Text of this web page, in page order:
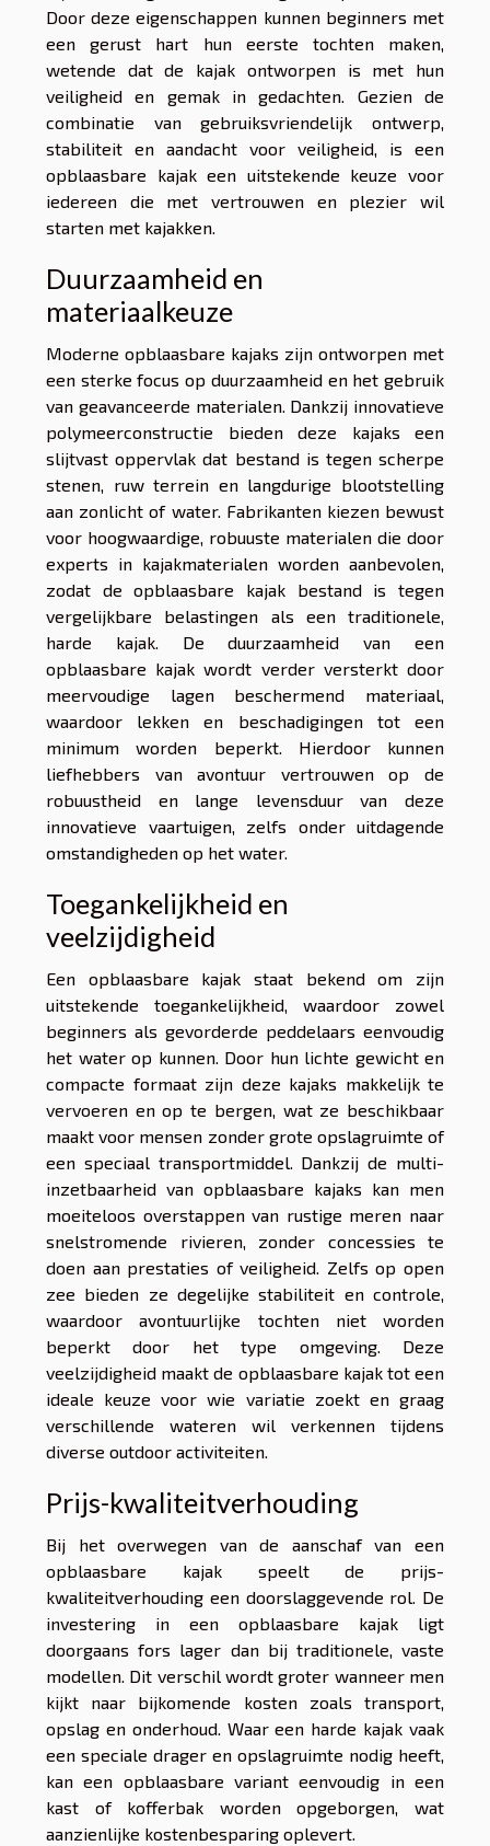
Door deze eigenschappen kunnen beginners met
een gerust hart hun eerste tochten maken,
wetende dat de kajak ontworpen is met hun
veiligheid en gemak in gedachten. Gezien de
combinatie van gebruiksvriendelijk ontwerp,
stabiliteit en aandacht voor veiligheid, is een
opblaasbare kajak een uitstekende keuze voor
iedereen die met vertrouwen en plezier wil
starten met kajakken.
Duurzaamheid en
materiaalkeuze
Moderne opblaasbare kajaks zijn ontworpen met
een sterke focus op duurzaamheid en het gebruik
van geavanceerde materialen. Dankzij innovatieve
polymeerconstructie bieden deze kajaks een
slijtvast oppervlak dat bestand is tegen scherpe
stenen, ruw terrein en langdurige blootstelling
aan zonlicht of water. Fabrikanten kiezen bewust
voor hoogwaardige, robuuste materialen die door
experts in kajakmaterialen worden aanbevolen,
zodat de opblaasbare kajak bestand is tegen
vergelijkbare belastingen als een traditionele,
harde kajak. De duurzaamheid van een
opblaasbare kajak wordt verder versterkt door
meervoudige lagen beschermend materiaal,
waardoor lekken en beschadigingen tot een
minimum worden beperkt. Hierdoor kunnen
liefhebbers van avontuur vertrouwen op de
robuustheid en lange levensduur van deze
innovatieve vaartuigen, zelfs onder uitdagende
omstandigheden op het water.
Toegankelijkheid en
veelzijdigheid
Een opblaasbare kajak staat bekend om zijn
uitstekende toegankelijkheid, waardoor zowel
beginners als gevorderde peddelaars eenvoudig
het water op kunnen. Door hun lichte gewicht en
compacte formaat zijn deze kajaks makkelijk te
vervoeren en op te bergen, wat ze beschikbaar
maakt voor mensen zonder grote opslagruimte of
een speciaal transportmiddel. Dankzij de multi-
inzetbaarheid van opblaasbare kajaks kan men
moeiteloos overstappen van rustige meren naar
snelstromende rivieren, zonder concessies te
doen aan prestaties of veiligheid. Zelfs op open
zee bieden ze degelijke stabiliteit en controle,
waardoor avontuurlijke tochten niet worden
beperkt door het type omgeving. Deze
veelzijdigheid maakt de opblaasbare kajak tot een
ideale keuze voor wie variatie zoekt en graag
verschillende wateren wil verkennen tijdens
diverse outdoor activiteiten.
Prijs-kwaliteitverhouding
Bij het overwegen van de aanschaf van een
opblaasbare kajak speelt de prijs-
kwaliteitverhouding een doorslaggevende rol. De
investering in een opblaasbare kajak ligt
doorgaans fors lager dan bij traditionele, vaste
modellen. Dit verschil wordt groter wanneer men
kijkt naar bijkomende kosten zoals transport,
opslag en onderhoud. Waar een harde kajak vaak
een speciale drager en opslagruimte nodig heeft,
kan een opblaasbare variant eenvoudig in een
kast of kofferbak worden opgeborgen, wat
aanzienlijke kostenbesparing oplevert.